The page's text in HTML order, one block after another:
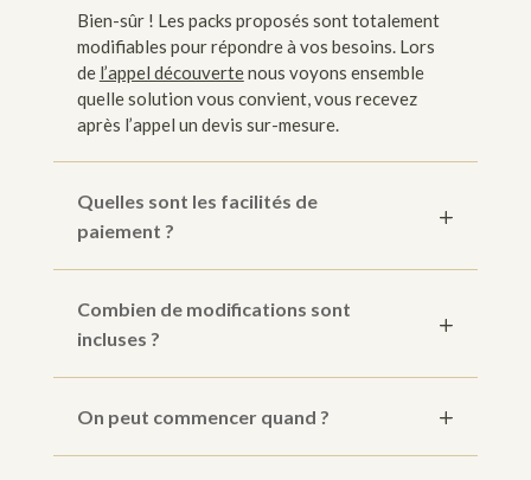
Bien-sûr ! Les packs proposés sont totalement
modifiables pour répondre à vos besoins. Lors
de l’appel découvertenous voyons ensemble
quelle solution vous convient, vous recevez
après l’appel un devis sur-mesure.
Quelles sont les facilités de
paiement ?
Combien de modifications sont
incluses ?
On peut commencer quand ?